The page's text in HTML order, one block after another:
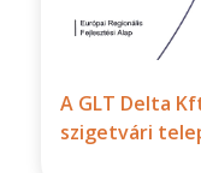
A GLT Delta
szigetvári